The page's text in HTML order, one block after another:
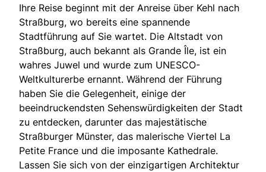
Ihre Reise beginnt mit der Anreise über Kehl nach
Straßburg, wo bereits eine spannende
Stadtführung auf Sie wartet. Die Altstadt von
Straßburg, auch bekannt als Grande Île, ist ein
wahres Juwel und wurde zum UNESCO-
Weltkulturerbe ernannt. Während der Führung
haben Sie die Gelegenheit, einige der
beeindruckendsten Sehenswürdigkeiten der Stadt
zu entdecken, darunter das majestätische
Straßburger Münster, das malerische Viertel La
Petite France und die imposante Kathedrale.
Lassen Sie sich von der einzigartigen Architektur